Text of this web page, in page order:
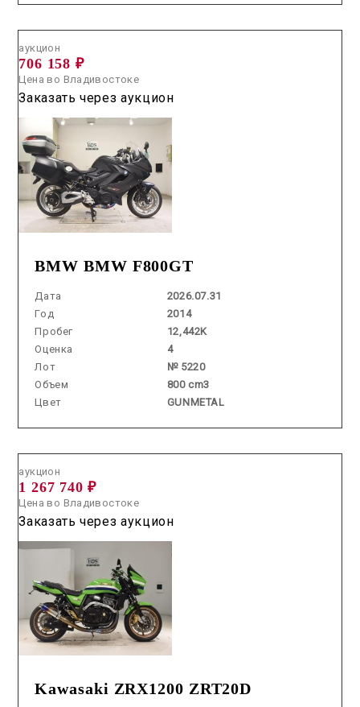
BMW BMW F800GT
Дата
2026.07.31
Год
2014
Пробег
12,442K
Оценка
4
Лот
№ 5220
Объем
800 cm3
Цвет
GUNMETAL
аукцион
706 158 ₽
Цена во Владивостоке
Заказать через аукцион
Kawasaki ZRX1200 ZRT20D
аукцион
1 267 740 ₽
Цена во Владивостоке
Заказать через аукцион